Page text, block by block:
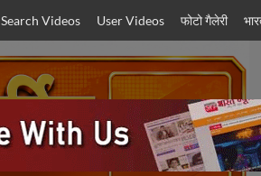
Search Videos User Videos फोटो गैलेरी